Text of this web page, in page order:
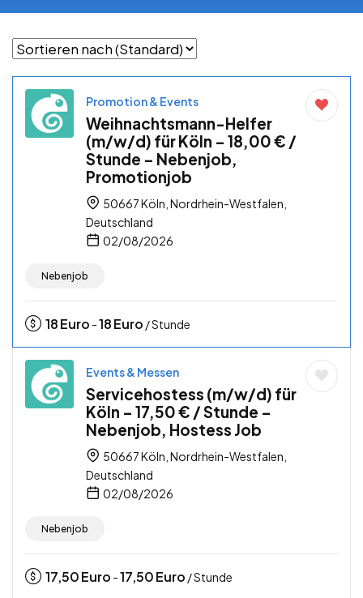
Promotion & Events
Weihnachtsmann-Helfer
(m/w/d) für Köln – 18,00 € /
Stunde – Nebenjob,
Promotionjob
50667 Köln, Nordrhein-Westfalen,
Deutschland
02/08/2026
Nebenjob
18Euro -18Euro / Stunde
Events & Messen
Servicehostess (m/w/d) für
Köln – 17,50 € / Stunde –
Nebenjob, Hostess Job
50667 Köln, Nordrhein-Westfalen,
Deutschland
02/08/2026
Nebenjob
17,50Euro -17,50Euro / Stunde